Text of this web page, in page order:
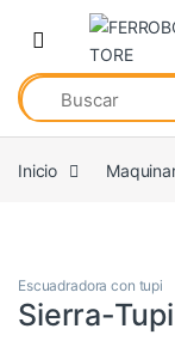
Skip to navigation
Skip to content
Inicio
Escuadradora con tupi
Sierra-Tupi